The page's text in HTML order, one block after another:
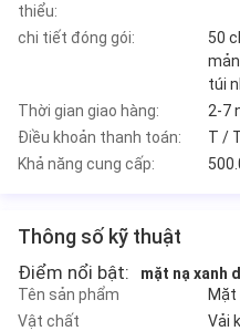
thiểu:
chi tiết đóng gói:
50
túi
Thời gian giao hàng:
2-7
Điều khoản thanh toán:
T /
Khả năng cung cấp:
Thông số kỹ thuật
Điểm nổi bật: mặt nạ xanh
Tên sản phẩm
Mặt
Vật chất
Vải